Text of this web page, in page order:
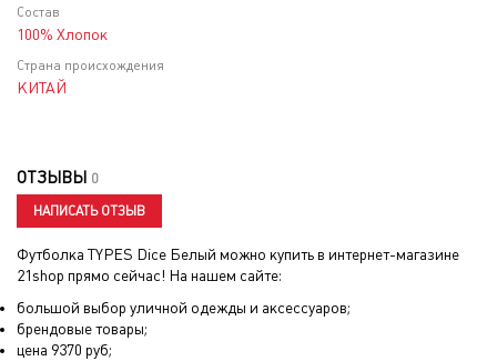
Состав
100% Хлопок
Страна происхождения
КИТАЙ
ОТЗЫВЫ 0
НАПИСАТЬ ОТЗЫВ
Футболка TYPES Dice Белый можно купить в интернет-магазине
21shop прямо сейчас! На нашем сайте:
большой выбор уличной одежды и аксессуаров;
брендовые товары;
цена 9370 руб;